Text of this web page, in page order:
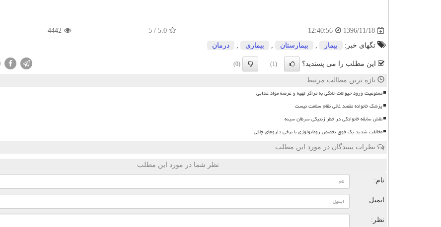
1396/11/18
12:40:56
5.0
/
5
4442
تگهای خبر: بیمار , بیمارستان , بیماری , درمان
این مطلب را می پسندید؟ (1)
(0)
تازه ترین مطالب مرتبط
ممنوعیت ورود حیوانات خانگی به مراکز تهیه و عرضه مواد غذایی
پزشک خانواده مقصد غائی نظام سلامت نیست
نقش سابقه خانوادگی در خطر ژنتیکی سرطان سینه
مخالفت شدید یک فوق تخصص روماتولوژی با برخی داروهای چاقی
نظرات بینندگان در مورد این مطلب
نظر شما در مورد این مطلب
نام:
ایمیل:
نظر: